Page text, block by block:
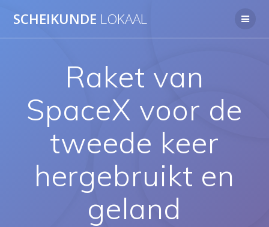
naar
SCHEIKUNDE LOKAAL
Raket van
SpaceX voor de
tweede keer
hergebruikt en
geland